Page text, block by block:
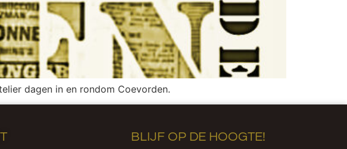
dagen in en rondom Coevorden.
BLIJF OP DE HOOGTE!